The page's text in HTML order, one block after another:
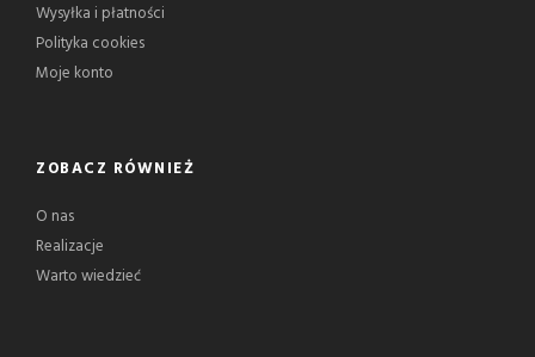
Wysyłka i płatności
Polityka cookies
Moje konto
ZOBACZ RÓWNIEŻ
O nas
Realizacje
Warto wiedzieć